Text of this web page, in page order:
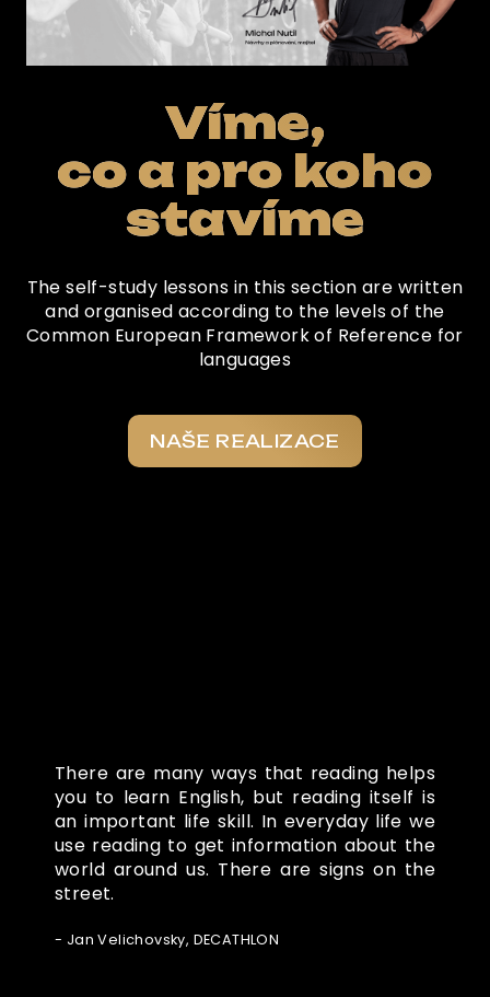
Víme,
co a pro koho
stavíme
The self-study lessons in this section are written
and organised according to the levels of the
Common European Framework of Reference for
languages
NAŠE REALIZACE
There are many ways that reading helps
you to learn English, but reading itself is
an important life skill. In everyday life we
use reading to get information about the
world around us. There are signs on the
street.
- Jan Velichovsky, DECATHLON